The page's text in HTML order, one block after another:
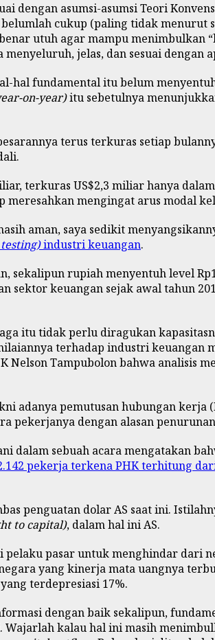
dengan asumsi-asumsi Teori
cukup (paling tidak
utuh agar mampu menimbulkan
jelas, dan sesuai dengan
hal fundamental itu belum
on-year)itu sebetulnya
terus terkuras setiap
terkuras US$2,3 miliar hanya
meresahkan mengingat arus modal
aman, saya sedikit
industri keuangan.
rupiah menyentuh level
sektor keuangan sejak awal tahun
itu tidak perlu diragukan
terhadap industri
Nelson Tampubolon bahwa analisis
adanya pemutusan hubungan kerja
pekerjanya dengan alasan
dalam sebuah acara mengatakan
pekerja terkena PHK terhitung
penguatan dolar AS saat ini.
to capital), dalam hal ini AS.
pasar untuk menghindar dari
yang kinerja mata uangnya
terdepresiasi 17%.
dengan baik sekalipun,
kalau hal ini masih